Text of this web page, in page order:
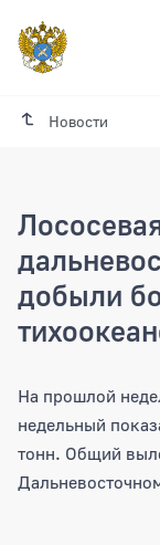
Новости
добыли
Лососевая
На прошлой
недельный
тонн. Общий